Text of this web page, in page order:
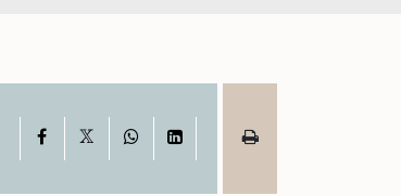
Facebook WhatsAppLinkedIn